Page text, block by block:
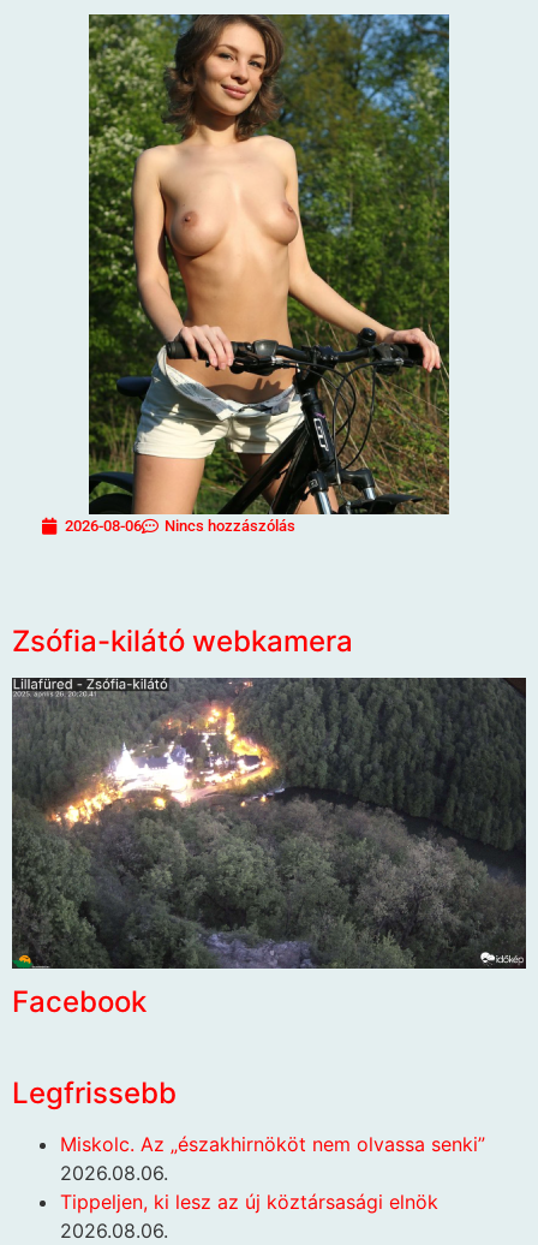
2026-08-06 Nincs hozzászólás
Zsófia-kilátó webkamera
Facebook
Legfrissebb
Miskolc. Az „északhirnököt nem olvassa senki”
2026.08.06.
Tippeljen, ki lesz az új köztársasági elnök
2026.08.06.